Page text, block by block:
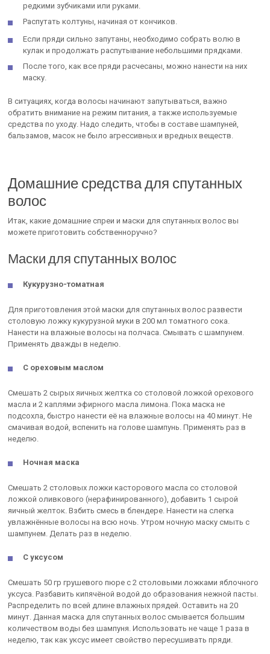
редкими зубчиками или руками.
Распутать колтуны, начиная от кончиков.
Если пряди сильно запутаны, необходимо собрать волю в
кулак и продолжать распутывание небольшими прядками.
После того, как все пряди расчесаны, можно нанести на них
маску.
В ситуациях, когда волосы начинают запутываться, важно
обратить внимание на режим питания, а также используемые
средства по уходу. Надо следить, чтобы в составе шампуней,
бальзамов, масок не было агрессивных и вредных веществ.
Домашние средства для спутанных
волос
Итак, какие домашние спреи и маски для спутанных волос вы
можете приготовить собственноручно?
Маски для спутанных волос
Кукурузно-томатная
Для приготовления этой маски для спутанных волос развести
столовую ложку кукурузной муки в 200 мл томатного сока.
Нанести на влажные волосы на полчаса. Смывать с шампунем.
Применять дважды в неделю.
С ореховым маслом
Смешать 2 сырых яичных желтка со столовой ложкой орехового
масла и 2 каплями эфирного масла лимона. Пока маска не
подсохла, быстро нанести её на влажные волосы на 40 минут. Не
смачивая водой, вспенить на голове шампунь. Применять раз в
неделю.
Ночная маска
Смешать 2 столовых ложки касторового масла со столовой
ложкой оливкового (нерафинированного), добавить 1 сырой
яичный желток. Взбить смесь в блендере. Нанести на слегка
увлажнённые волосы на всю ночь. Утром ночную маску смыть с
шампунем. Делать раз в неделю.
С уксусом
Смешать 50 гр грушевого пюре с 2 столовыми ложками яблочного
уксуса. Разбавить кипячёной водой до образования нежной пасты.
Распределить по всей длине влажных прядей. Оставить на 20
минут. Данная маска для спутанных волос смывается большим
количеством воды без шампуня. Использовать не чаще 1 раза в
неделю, так как уксус имеет свойство пересушивать пряди.